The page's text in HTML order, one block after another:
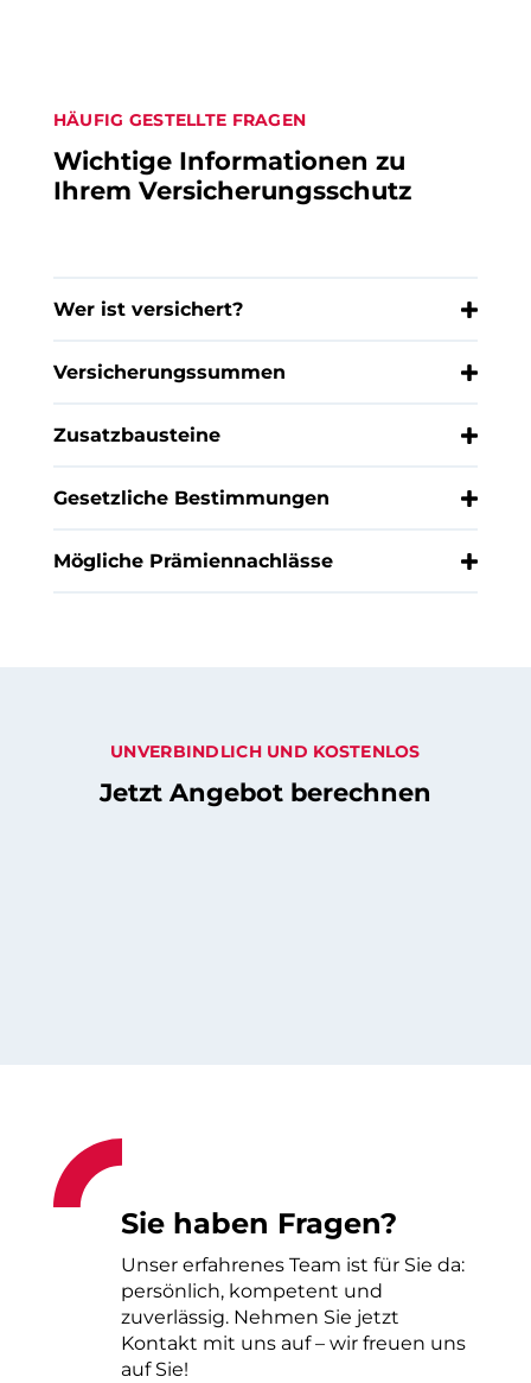
HÄUFIG GESTELLTE FRAGEN
Wichtige Informationen zu
Ihrem Versicherungsschutz
Wer ist versichert?
Versicherungssummen
Zusatzbausteine
Gesetzliche Bestimmungen
Mögliche Prämiennachlässe
UNVERBINDLICH UND KOSTENLOS
Jetzt Angebot berechnen
Sie haben Fragen?
Unser erfahrenes Team ist für Sie da:
persönlich, kompetent und
zuverlässig. Nehmen Sie jetzt
Kontakt mit uns auf – wir freuen uns
auf Sie!